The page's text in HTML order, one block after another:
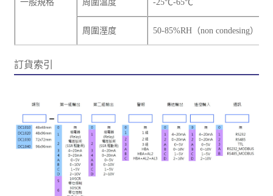
一般規格 周圍溫度 -25℃-65℃
周圍溼度 50-85%RH（non condesing）
訂貨索引